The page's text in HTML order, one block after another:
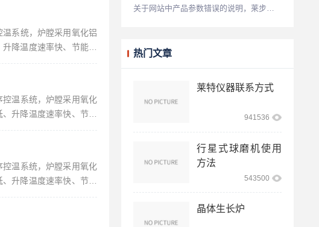
系统，炉膛采用氧化铝
降温度速率快、节能等
温、断偶保护等...
温系统，炉膛采用氧化
升降温度速率快、节能
过温、断偶保护...
温系统，炉膛采用氧化
升降温度速率快、节能
过温、断偶保护...
热门文章
莱特仪器联系方式
941536
行星式球磨机使用
方法
543500
晶体生长炉